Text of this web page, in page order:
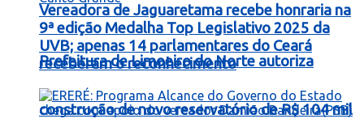
Prefeitura de Limoeiro do Norte autoriza
construção de novo reservatório de R$ 104 mil
Vereadora de Jaguaretama recebe honraria na
9ª edição Medalha Top Legislativo 2025 da
UVB; apenas 14 parlamentares do Ceará
receberam o reconhecimento